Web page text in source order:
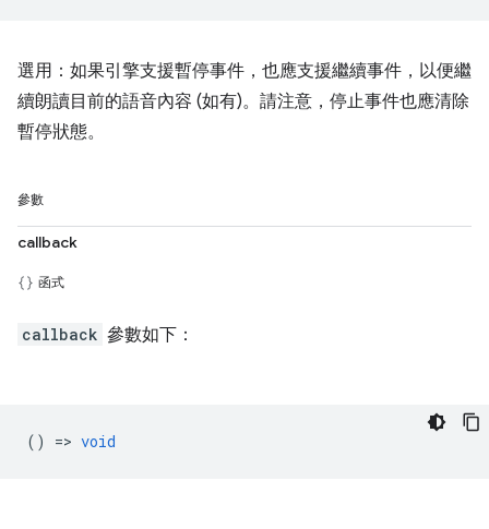
選用：如果引擎支援暫停事件，也應支援繼續事件，以便繼
續朗讀目前的語音內容 (如有)。請注意，停止事件也應清除
暫停狀態。
參數
callback
函式
callback 參數如下：
() => void